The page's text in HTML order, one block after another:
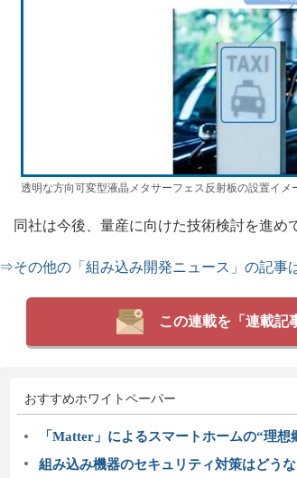
透明な方向可変型液晶メタサーフェス反射板の設置イ
同社は今後、量産に向けた技術検討を進め
⇒その他の「組み込み開発ニュース」の記事
この連載を「連載記
おすすめホワイトペーパー
「Matter」によるスマートホームの“理
組み込み機器のセキュリティ対策はどう